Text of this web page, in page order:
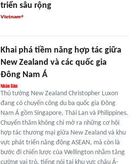
triển sâu rộng
Khai phá tiềm năng hợp tác giữa
New Zealand và các quốc gia
Đông Nam Á
Thủ tướng New Zealand Christopher Luxon
đang có chuyến công du ba quốc gia Đông
Nam Á gồm Singapore, Thái Lan và Philippines.
Chuyến thăm không chỉ mở ra những cơ hội
hợp tác thương mại giữa New Zealand và khu
vực phát triển năng động ASEAN, mà còn là
bước đi chiến lược của Wellington nhằm tăng
cường vai trò, tiếng nói tại khu vực châu Á-